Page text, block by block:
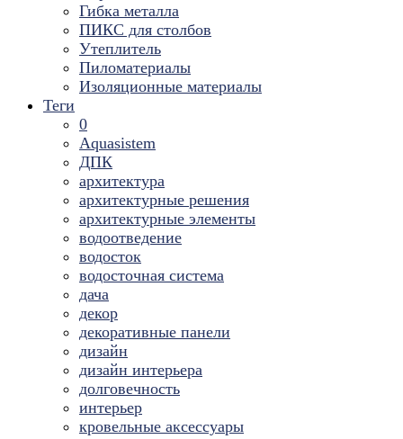
Гибка металла
ПИКС для столбов
Утеплитель
Пиломатериалы
Изоляционные материалы
Теги
0
Aquasistem
ДПК
архитектура
архитектурные решения
архитектурные элементы
водоотведение
водосток
водосточная система
дача
декор
декоративные панели
дизайн
дизайн интерьера
долговечность
интерьер
кровельные аксессуары